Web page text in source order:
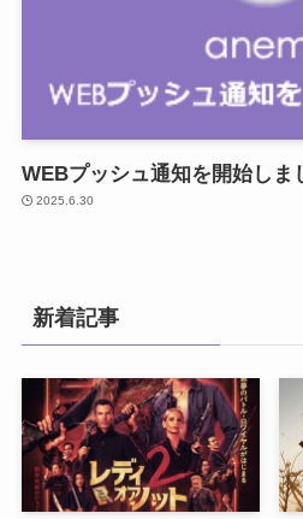
WEBプッシュ通知を開始しま
2025.6.30
新着記事